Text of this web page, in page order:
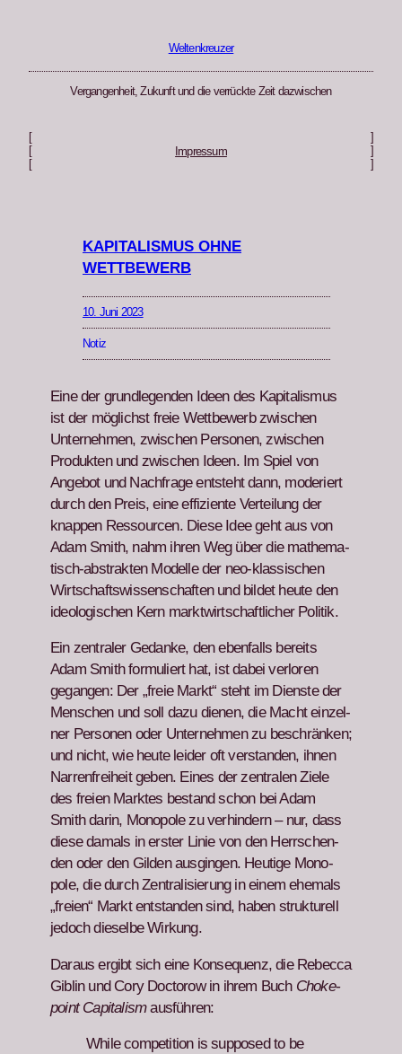
Weltenkreuzer
Vergangenheit, Zukunft und die verrückte Zeit dazwischen
Impressum
KAPITALISMUS OHNE
WETTBEWERB
10. Juni 2023
Notiz
Eine der grundle­gen­den Ideen des Kap­i­tal­is­mus
ist der möglichst freie Wet­tbe­werb zwis­chen
Unternehmen, zwis­chen Per­so­n­en, zwis­chen
Pro­duk­ten und zwis­chen Ideen. Im Spiel von
Ange­bot und Nach­frage entste­ht dann, mod­eriert
durch den Preis, eine effiziente Verteilung der
knap­pen Ressourcen. Diese Idee geht aus von
Adam Smith, nahm ihren Weg über die math­e­ma­
tisch-abstrak­ten Mod­elle der neo-klas­sis­chen
Wirtschaftswis­senschaften und bildet heute den
ide­ol­o­gis­chen Kern mark­twirtschaftlich­er Poli­tik.
Ein zen­traler Gedanke, den eben­falls bere­its
Adam Smith for­muliert hat, ist dabei ver­loren
gegan­gen: Der „freie Markt“ ste­ht im Dien­ste der
Men­schen und soll dazu dienen, die Macht einzel­
ner Per­so­n­en oder Unternehmen zu beschränken;
und nicht, wie heute lei­der oft ver­standen, ihnen
Nar­ren­frei­heit geben. Eines der zen­tralen Ziele
des freien Mark­tes bestand schon bei Adam
Smith darin, Mono­pole zu ver­hin­dern – nur, dass
diese damals in erster Lin­ie von den Herrschen­
den oder den Gilden aus­gin­gen. Heutige Mono­
pole, die durch Zen­tral­isierung in einem ehe­mals
„freien“ Markt ent­standen sind, haben struk­turell
jedoch dieselbe Wirkung.
Daraus ergibt sich eine Kon­se­quenz, die Rebec­ca
Gib­lin und Cory Doc­torow in ihrem Buch Choke­
point Cap­i­tal­ismaus­führen:
While com­pe­ti­tion is sup­posed to be